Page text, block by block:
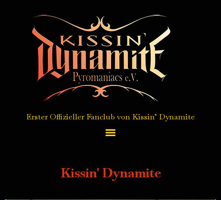
Erster Offizieller Fanclub von Kissin’ Dynamite
Kissin' Dynamite